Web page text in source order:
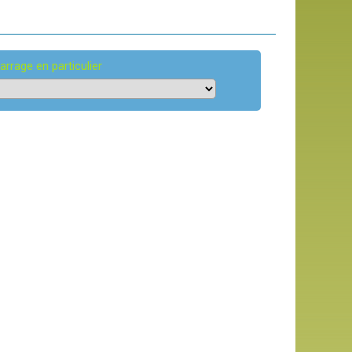
en particulier